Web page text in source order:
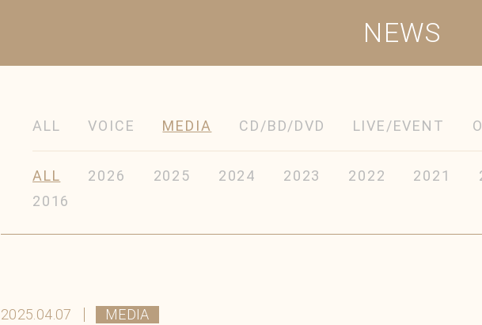
NEWS
ALL VOICE MEDIA CD/BD/DVD LIVE/EVENT
ALL 2026 2025 2024 2023 2022 2021
2016
2025.04.07 MEDIA